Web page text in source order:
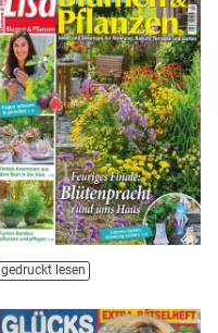
gedruckt lesen